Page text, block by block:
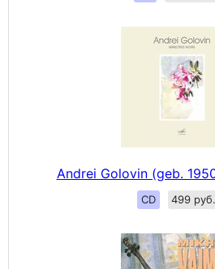
Andrei Golovin (geb.
CD 499 руб.